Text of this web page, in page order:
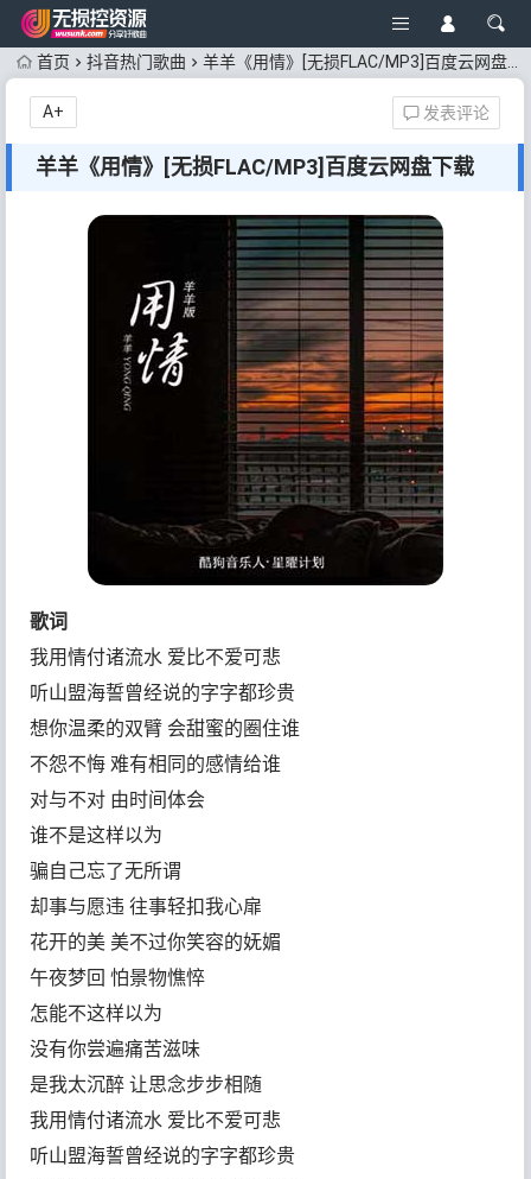
首页 抖音热门歌曲 羊羊《用情》[无损FLAC/MP3]百度云网盘下载
羊羊《用情》[无损FLAC/MP3]百度云网盘下载
发表评论
A+
歌词
我用情付诸流水 爱比不爱可悲
听山盟海誓曾经说的字字都珍贵
想你温柔的双臂 会甜蜜的圈住谁
不怨不悔 难有相同的感情给谁
对与不对 由时间体会
谁不是这样以为
骗自己忘了无所谓
却事与愿违 往事轻扣我心扉
花开的美 美不过你笑容的妩媚
午夜梦回 怕景物憔悴
怎能不这样以为
没有你尝遍痛苦滋味
是我太沉醉 让思念步步相随
我用情付诸流水 爱比不爱可悲
听山盟海誓曾经说的字字都珍贵